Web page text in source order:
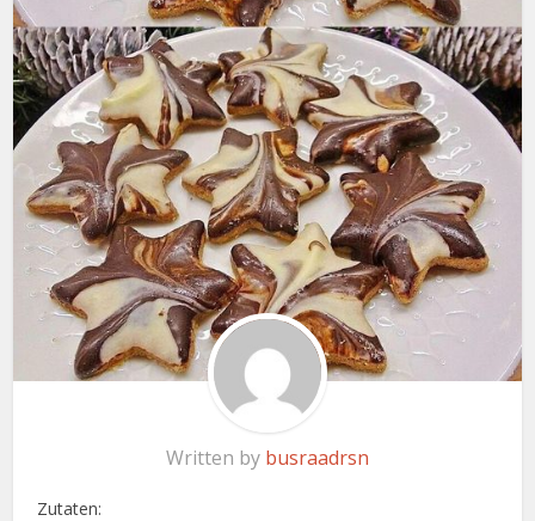
Written by busraadrsn
Zutaten: